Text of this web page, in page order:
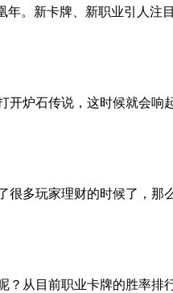
。新卡牌、新职业引人注
炉石传说，这时候就会响
多玩家理财的时候了，那
从目前职业卡牌的胜率排